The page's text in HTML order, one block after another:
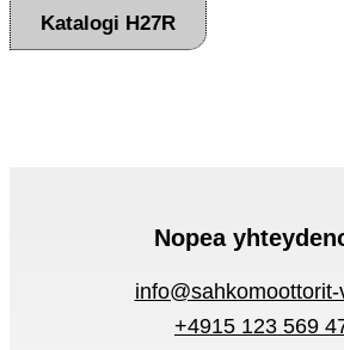
Katalogi H27R
Nopea
info@sahkomoottorit-
+4915 123 569